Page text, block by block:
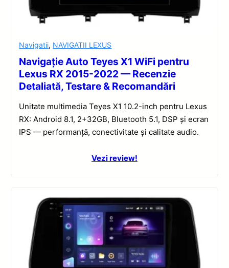
Navigatii, NAVIGATII LEXUS
Navigație Auto Teyes X1 WiFi pentru
Lexus RX 2015-2022 — Recenzie
Detaliată, Testare & Recomandări
Unitate multimedia Teyes X1 10.2-inch pentru Lexus
RX: Android 8.1, 2+32GB, Bluetooth 5.1, DSP și ecran
IPS — performanță, conectivitate și calitate audio.
Vezi review!